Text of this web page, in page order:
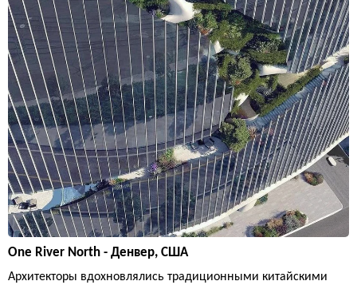
One River North - Денвер, США
Архитекторы вдохновлялись традиционными китайскими